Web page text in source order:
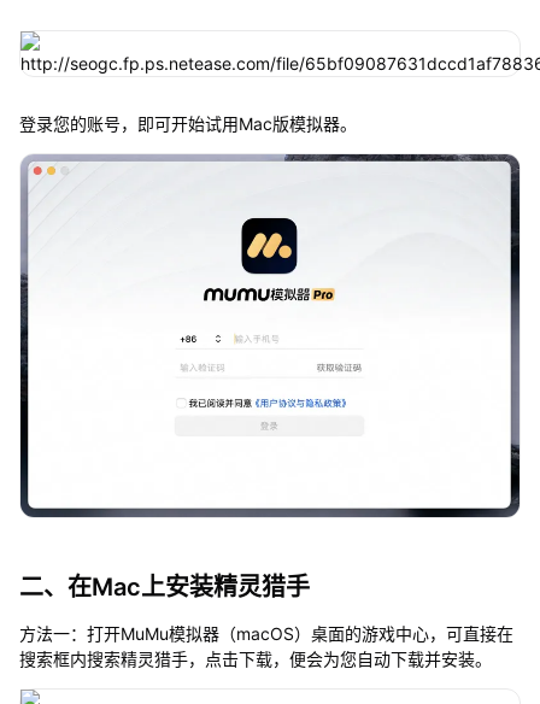
登录您的账号，即可开始试用Mac版模拟器。
二、在Mac上安装精灵猎手
方法一：打开MuMu模拟器（macOS）桌面的游戏中心，可直接在
搜索框内搜索精灵猎手，点击下载，便会为您自动下载并安装。